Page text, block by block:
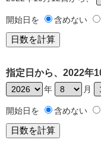
開始日を 含めない
指定日から、2022年
年 月
開始日を 含めない